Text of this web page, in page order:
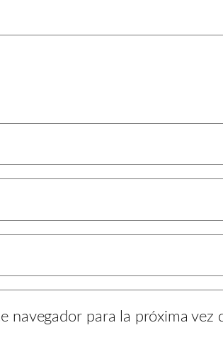
navegador para la próxima vez